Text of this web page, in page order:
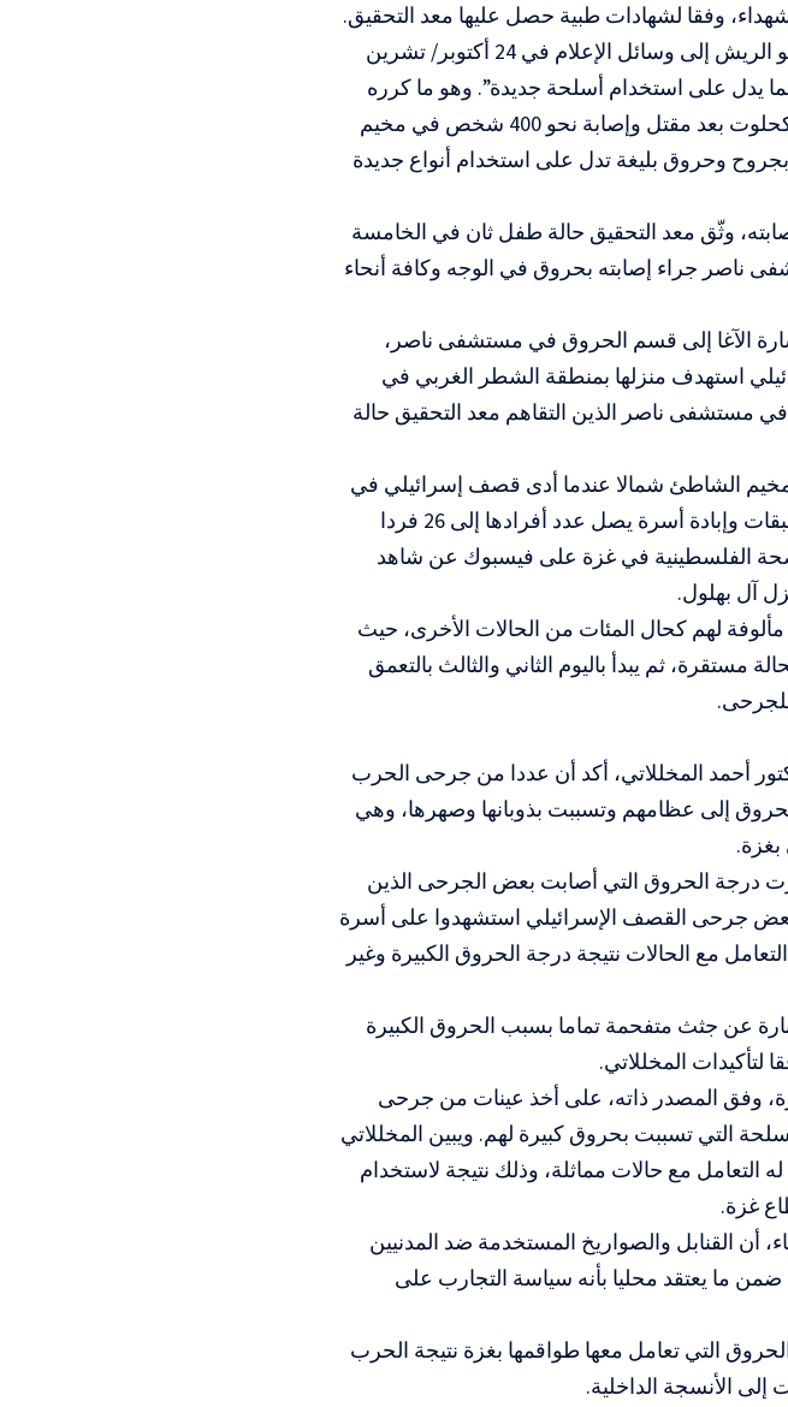
وفقا لشهادات طبية حصل عليها معد التحقيق.
بدوره تحدث وكيل وزارة الصحة بغزة يوسف أبو الريش إلى وسائل الإعلام في 24 أكتوبر/ تشرين
“لدينا مصابون بحروق درجتها 80% مما يدل على استخدام أسلحة جديدة”. وهو ما كرره
مدير المستشفى الإندونيسي الدكتور عاطف الكحلوت بعد مقتل وإصابة نحو 400 شخص في مخيم
وحروق بليغة تدل على استخدام أنواع جديدة
وثّق معد التحقيق حالة طفل ثان في الخامسة
ناصر جراء إصابته بحروق في الوجه وكافة أنحاء
سارة الآغا إلى قسم الحروق في مستشفى ناصر،
استهدف منزلها بمنطقة الشطر الغربي في
ناصر الذين التقاهم معد التحقيق حالة
الشاطئ شمالا عندما أدى قصف إسرائيلي في
23 أكتوبر/ تشرين الأول إلى هدم منزل من 3 طبقات وإبادة أسرة يصل عدد أفرادها إلى 26 فردا
الفلسطينية في غزة على فيسبوك عن شاهد
آل بهلول.
مألوفة لهم كحال المئات من الحالات الأخرى، حيث
ثم يبدأ باليوم الثاني والثالث بالتعمق
أحمد المخللاتي، أكد أن عددا من جرحى الحرب
إلى عظامهم وتسببت بذوبانها وصهرها، وهي
درجة الحروق التي أصابت بعض الجرحى الذين
إلى 70%. ويوضح أن بعض جرحى القصف الإسرائيلي استشهدوا على أسرة
مع الحالات نتيجة درجة الحروق الكبيرة وغير
عن جثث متفحمة تماما بسبب الحروق الكبيرة
لتأكيدات المخللاتي.
وفق المصدر ذاته، على أخذ عينات من جرحى
التي تسببت بحروق كبيرة لهم. ويبين المخللاتي
مع حالات مماثلة، وذلك نتيجة لاستخدام
غزة.
القنابل والصواريخ المستخدمة ضد المدنيين
ما يعتقد محليا بأنه سياسة التجارب على
التي تعامل معها طواقمها بغزة نتيجة الحرب
الأنسجة الداخلية.